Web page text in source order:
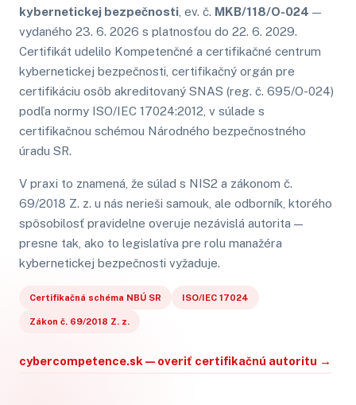
kybernetickej bezpečnosti , ev. č. MKB/118/O-024 —
vydaného 23. 6. 2026 s platnosťou do 22. 6. 2029.
Certifikát udelilo Kompetenčné a certifikačné centrum
kybernetickej bezpečnosti, certifikačný orgán pre
certifikáciu osôb akreditovaný SNAS (reg. č. 695/O-024)
podľa normy ISO/IEC 17024:2012, v súlade s
certifikačnou schémou Národného bezpečnostného
úradu SR.
V praxi to znamená, že súlad s NIS2 a zákonom č.
69/2018 Z. z. u nás nerieši samouk, ale odborník, ktorého
spôsobilosť pravidelne overuje nezávislá autorita —
presne tak, ako to legislatíva pre rolu manažéra
kybernetickej bezpečnosti vyžaduje.
Certifikačná schéma NBÚ SR ISO/IEC 17024
Zákon č. 69/2018 Z. z.
cybercompetence.sk — overiť certifikačnú autoritu →